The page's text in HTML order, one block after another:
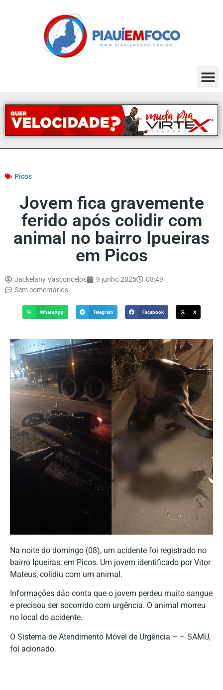
Picos
Jovem fica gravemente
ferido após colidir com
animal no bairro Ipueiras
em Picos
Jackelany Vasconcelos 9 junho 2025
08:49
Sem comentários
WhatsApp Telegram Facebook X
Na noite do domingo (08), um acidente foi registrado no
bairro Ipueiras, em Picos. Um jovem identificado por Vitor
Mateus, colidiu com um animal.
Informações dão conta que o jovem perdeu muito sangue
e precisou ser socorrido com urgência. O animal morreu
no local do acidente.
O Sistema de Atendimento Móvel de Urgência – – SAMU,
foi acionado.